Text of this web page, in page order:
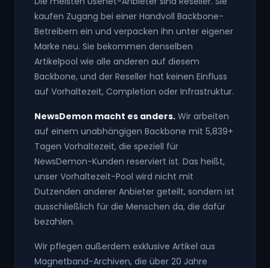
kaufen Zugang bei einer Handvoll Backbone-
Betreibern ein und verpacken ihn unter eigener
Marke neu. Sie bekommen denselben
Artikelpool wie alle anderen auf diesem
Backbone, und der Reseller hat keinen Einfluss
auf Vorhaltezeit, Completion oder Infrastruktur.
NewsDemon macht es anders. Wir arbeiten
auf einem unabhängigen Backbone mit 5,839+
Tagen Vorhaltezeit, die speziell für
NewsDemon-Kunden reserviert ist. Das heißt,
unser Vorhaltezeit-Pool wird nicht mit
Dutzenden anderer Anbieter geteilt, sondern ist
ausschließlich für die Menschen da, die dafür
bezahlen.
Wir pflegen außerdem exklusive Artikel aus
Magnetband-Archiven, die über 20 Jahre